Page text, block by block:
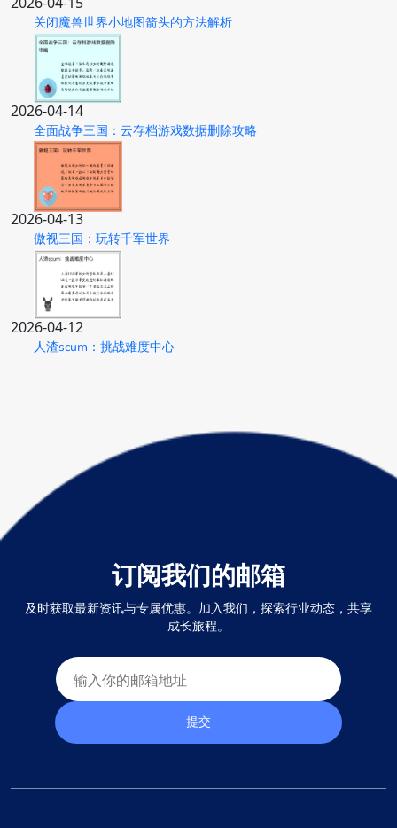
关闭魔兽世界小地图箭头的方法解析
2026-04-14
全面战争三国：云存档游戏数据删除攻略
2026-04-13
傲视三国：玩转千军世界
2026-04-12
人渣scum：挑战难度中心
订阅我们的邮箱
及时获取最新资讯与专属优惠。加入我们，探索行业动态，共享
成长旅程。
提交